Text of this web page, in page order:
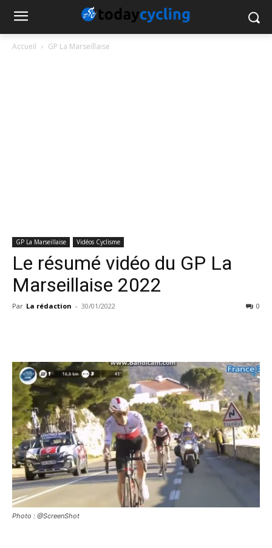
Accueil GP La Marseillaise
GP La Marseillaise Vidéos Cyclisme
Le résumé vidéo du GP La
Marseillaise 2022
Par La rédaction - 30/01/2022 0
Photo : @ScreenShot